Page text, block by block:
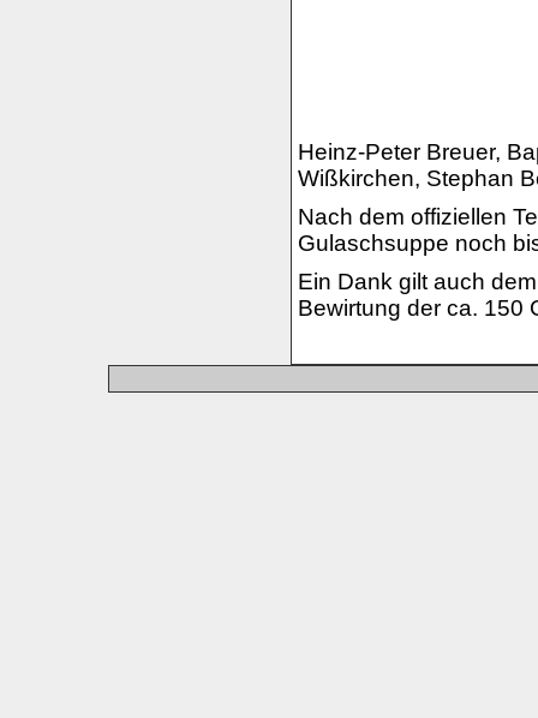
Heinz-Peter Breuer,
Wißkirchen, Stephan
Nach dem offiziellen
Gulaschsuppe noch
Ein Dank gilt auch
Bewirtung der ca. 150